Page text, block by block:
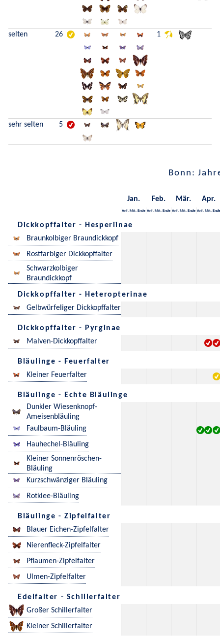
selten 26 1
sehr selten 5
Bonn:
Jan. Feb. Mär. Apr.
Anf. Mit. Ende Anf. Mit. Ende Anf. Mit. Ende Anf. Mit. Ende
Dickkopffalter - Hesperiinae
Braunkolbiger Braundickkopf
Rostfarbiger Dickkopffalter
Schwarzkolbiger
Braundickkopf
Dickkopffalter - Heteropterinae
Gelbwürfeliger Dickkopffalter
Dickkopffalter - Pyrginae
Malven-Dickkopffalter
Bläulinge - Feuerfalter
Kleiner Feuerfalter
Bläulinge - Echte Bläulinge
Dunkler Wiesenknopf-
Ameisenbläuling
Faulbaum-Bläuling
Hauhechel-Bläuling
Kleiner Sonnenröschen-
Bläuling
Kurzschwänziger Bläuling
Rotklee-Bläuling
Bläulinge - Zipfelfalter
Blauer Eichen-Zipfelfalter
Nierenfleck-Zipfelfalter
Pflaumen-Zipfelfalter
Ulmen-Zipfelfalter
Edelfalter - Schillerfalter
Großer Schillerfalter
Kleiner Schillerfalter